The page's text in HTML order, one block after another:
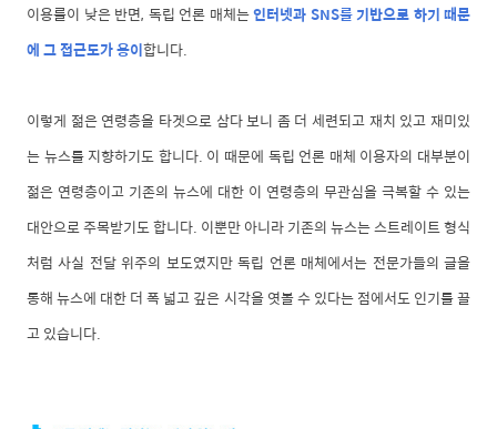
이용률이 낮은 반면, 독립 언론 매체는인터넷과 SNS를 기반으로 하기 때문
에 그 접근도가 용이합니다.
이렇게 젊은 연령층을 타겟으로 삼다 보니 좀 더 세련되고 재치 있고 재미있
는 뉴스를 지향하기도 합니다. 이 때문에 독립 언론 매체 이용자의 대부분이
젊은 연령층이고 기존의 뉴스에 대한 이 연령층의 무관심을 극복할 수 있는
대안으로 주목받기도 합니다. 이뿐만 아니라 기존의 뉴스는 스트레이트 형식
처럼 사실 전달 위주의 보도였지만 독립 언론 매체에서는 전문가들의 글을
통해 뉴스에 대한 더 폭 넓고 깊은 시각을 엿볼 수 있다는 점에서도 인기를 끌
고 있습니다.